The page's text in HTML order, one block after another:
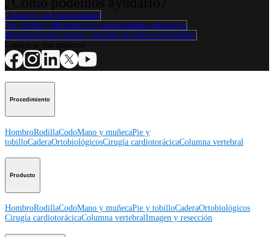
Contacte a un representante
Ver eventos, laboratorios y oportunidades educativas
Regístrese para recibir: ¿Qué hay de nuevo en Arthrex?
Procedimiento
HombroRodillaCodoMano y muñecaPie y
tobilloCaderaOrtobiológicosCirugía cardiotorácicaColumna vertebral
Producto
HombroRodillaCodoMano y muñecaPie y tobilloCaderaOrtobiológicos
Cirugía cardiotorácicaColumna vertebralImagen y resección